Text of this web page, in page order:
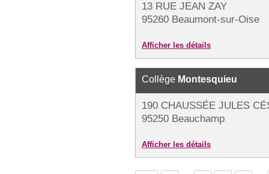
13 RUE JEAN ZAY
95260 Beaumont-sur-Oise
Afficher les détails
Collège Montesquieu
190 CHAUSSÉE JULES
95250 Beauchamp
Afficher les détails